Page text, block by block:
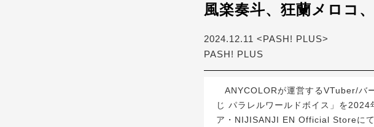
風楽奏斗、狂蘭メロコ
2024.12.11 <PASH! PLUS>
PASH! PLUS
ANYCOLORが運営するVTuber/バ
じ パラレルワールドボイス」を
ア・NIJISANJI EN Official Storeにて